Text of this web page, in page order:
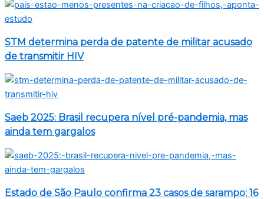
STM determina perda de patente de militar acusado
de transmitir HIV
Saeb 2025: Brasil recupera nível pré-pandemia, mas
ainda tem gargalos
Estado de São Paulo confirma 23 casos de sarampo; 16